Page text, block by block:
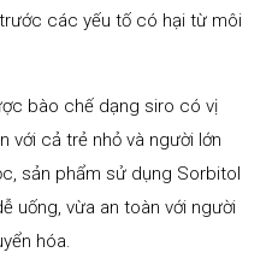
các yếu tố có hại từ môi
bào chế dạng siro có vị
với cả trẻ nhỏ và người lớn
sản phẩm sử dụng Sorbitol
uống, vừa an toàn với người
hóa.